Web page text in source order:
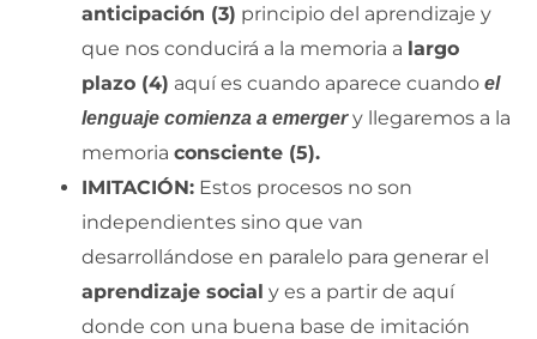
anticipación (3) principio del aprendizaje y
que nos conducirá a la memoria a largo
plazo (4) aquí es cuando aparece cuando el
lenguaje comienza a emergery llegaremos a la
memoria consciente (5).
IMITACIÓN: Estos procesos no son
independientes sino que van
desarrollándose en paralelo para generar el
aprendizaje social y es a partir de aquí
donde con una buena base de imitación